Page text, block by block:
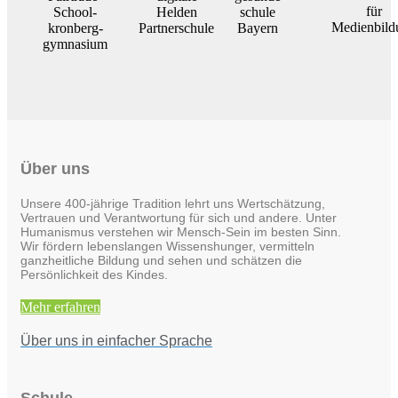
Über uns
Unsere 400-jährige Tradition lehrt uns Wertschätzung,
Vertrauen und Verantwortung für sich und andere. Unter
Humanismus verstehen wir Mensch-Sein im besten Sinn.
Wir fördern lebenslangen Wissenshunger, vermitteln
ganzheitliche Bildung und sehen und schätzen die
Persönlichkeit des Kindes.
Mehr erfahren
Über uns in einfacher Sprache